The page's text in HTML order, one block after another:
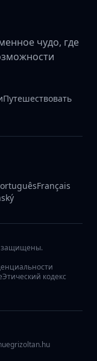
чудо, где
Путешествовать
Français
защищены.
Этический кодекс
egrizoltan.hu